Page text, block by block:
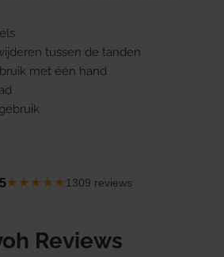
tussen de tanden
met één hand
★★★★★ 1309 reviews
Reviews